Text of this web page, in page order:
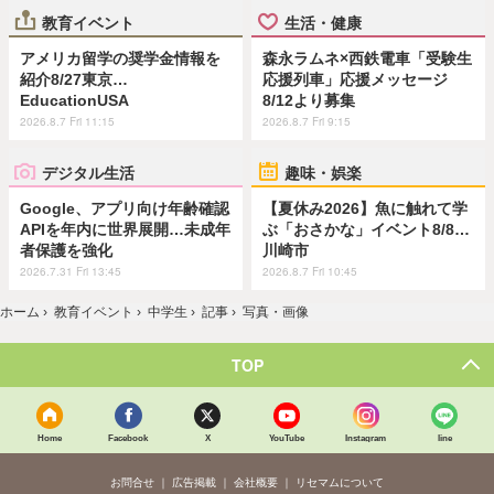
教育イベント
アメリカ留学の奨学金情報を
紹介8/27東京…
EducationUSA
2026.8.7 Fri 11:15
生活・健康
森永ラムネ×西鉄電車「受験生
応援列車」応援メッセージ
8/12より募集
2026.8.7 Fri 9:15
デジタル生活
Google、アプリ向け年齢確認
APIを年内に世界展開…未成年
者保護を強化
2026.7.31 Fri 13:45
趣味・娯楽
【夏休み2026】魚に触れて学
ぶ「おさかな」イベント8/8…
川崎市
2026.8.7 Fri 10:45
ホーム › 教育イベント › 中学生 › 記事 › 写真・画像
TOP
Home Facebook X YouTube Instagram line
お問合せ 広告掲載 会社概要 リセマムについて